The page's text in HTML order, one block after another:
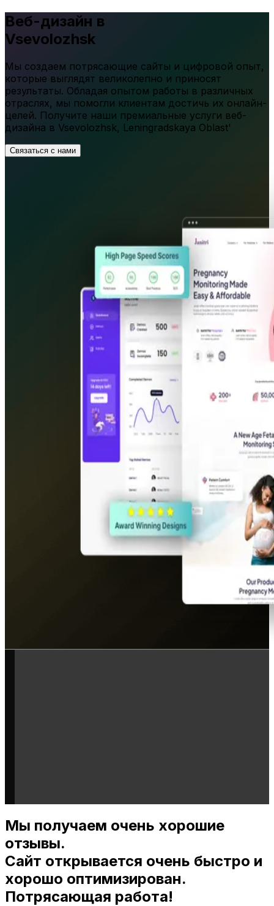
Веб-дизайн в
Vsevolozhsk
Мы создаем потрясающие сайты и цифровой опыт,
которые выглядят великолепно и приносят
результаты. Обладая опытом работы в различных
отраслях, мы помогли клиентам достичь их онлайн-
целей. Получите наши премиальные услуги веб-
дизайна в Vsevolozhsk, Leningradskaya Oblast'
Связаться с нами
Мы получаем очень хорошие
отзывы.
Сайт открывается очень быстро и
хорошо оптимизирован.
Потрясающая работа!